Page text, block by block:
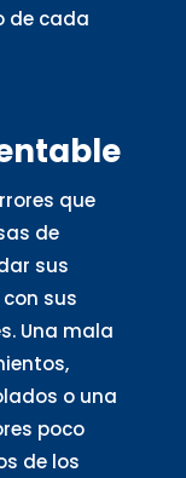
de cada
que
de
sus
sus
Una mala
o una
poco
de los